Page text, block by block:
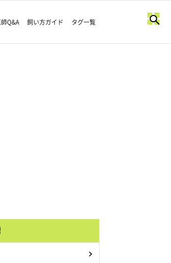
Q&A 飼い方ガイド タグ一覧